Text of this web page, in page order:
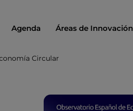
Agenda Áreas de Innovación
Circular